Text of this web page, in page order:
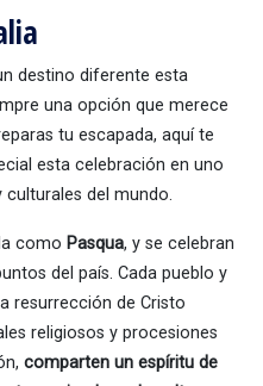
destino diferente esta
una opción que merece
tu escapada, aquí te
esta celebración en uno
culturales del mundo.
como Pasqua, y se celebran
del país. Cada pueblo y
resurrección de Cristo
religiosos y procesiones
comparten un espíritu de